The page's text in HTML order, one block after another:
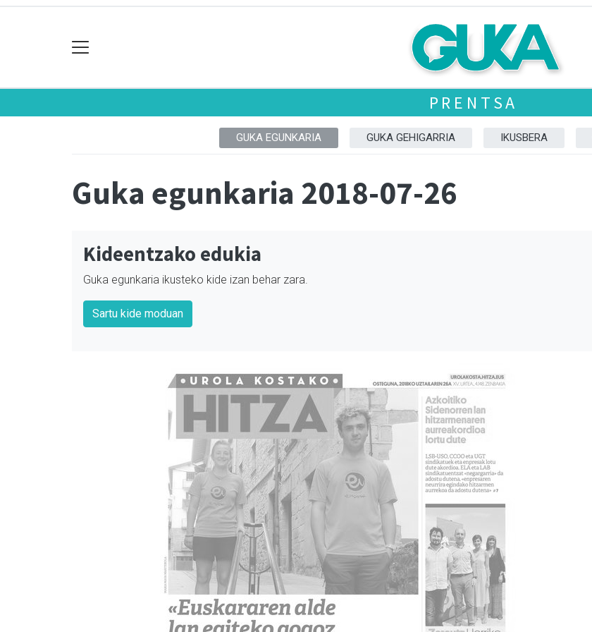
PRENTSA
GUKA EGUNKARIA GUKA GEHIGARRIA IKUSBERA
Guka egunkaria 2018-07-26
Kideentzako edukia
Guka egunkaria ikusteko kide izan behar zara.
Sartu kide moduan